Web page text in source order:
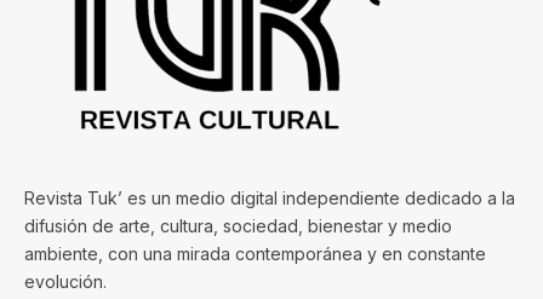
Revista Tuk’ es un medio digital independiente dedicado a la
difusión de arte, cultura, sociedad, bienestar y medio
ambiente, con una mirada contemporánea y en constante
evolución.